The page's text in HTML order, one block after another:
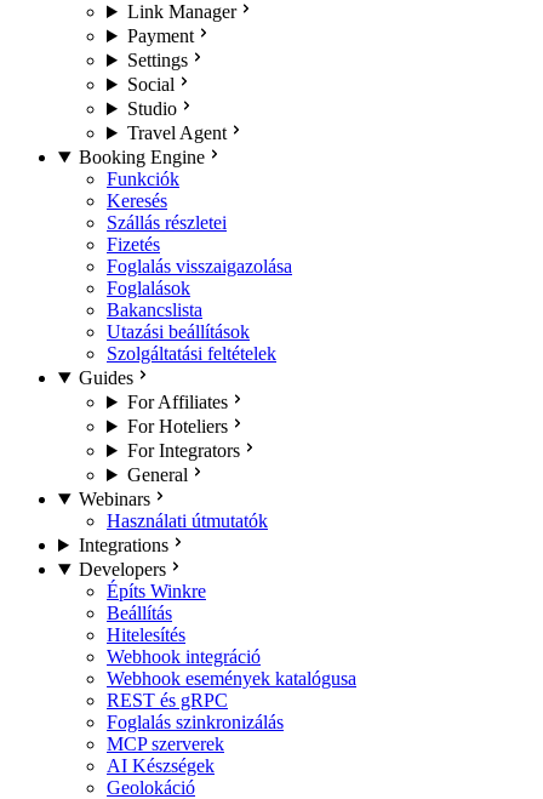
Link Manager
Payment
Settings
Social
Studio
Travel Agent
Booking Engine
Funkciók
Keresés
Szállás részletei
Fizetés
Foglalás visszaigazolása
Foglalások
Bakancslista
Utazási beállítások
Szolgáltatási feltételek
Guides
For Affiliates
For Hoteliers
For Integrators
General
Webinars
Használati útmutatók
Integrations
Developers
Építs Winkre
Beállítás
Hitelesítés
Webhook integráció
Webhook események katalógusa
REST és gRPC
Foglalás szinkronizálás
MCP szerverek
AI Készségek
Geolokáció